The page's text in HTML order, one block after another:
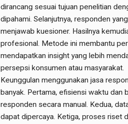
dirancang sesuai tujuan penelitian
dipahami. Selanjutnya, responden
menjawab kuesioner. Hasilnya
profesional. Metode ini membantu
mendapatkan insight yang lebih
persepsi konsumen atau masyarakat.
Keunggulan menggunakan jasa
banyak. Pertama, efisiensi waktu dan
responden secara manual. Kedua,
dapat dipercaya. Ketiga, proses riset